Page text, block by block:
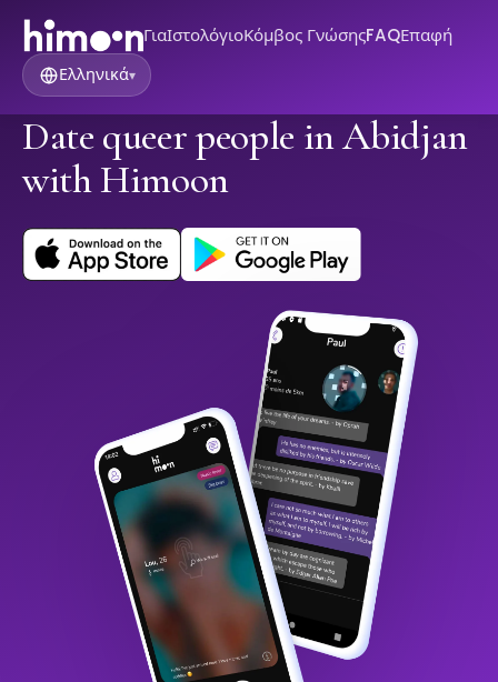
ΓιαΙστολόγιοΚόμβος ΓνώσηςFAQΕπαφή
Ελληνικά▾
Date queer people in Abidjan
with Himoon